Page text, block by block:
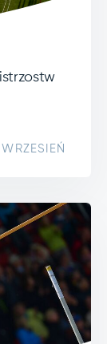
WRZESIEŃ